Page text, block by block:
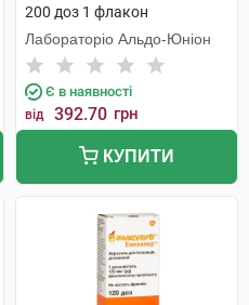
200 доз 1 флакон
Лабораторіо Альдо-Юніон
Є в наявності
від 392.70 грн
КУПИТИ